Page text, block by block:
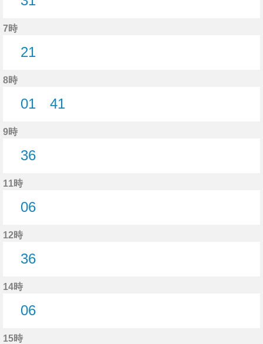
7時
21
8時
01
41
9時
36
11時
06
12時
36
14時
06
15時